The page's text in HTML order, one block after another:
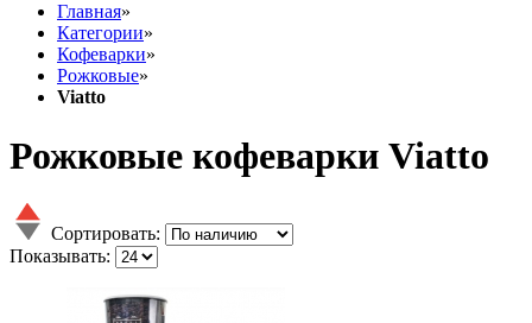
Главная»
Категории»
Кофеварки»
Рожковые»
Viatto
Рожковые кофеварки Viatto
Сортировать:
Показывать: